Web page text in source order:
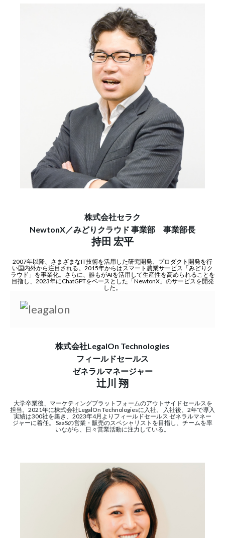
株式会社セラク
NewtonX／みどりクラウド 事業部 事業部長
持田 宏平
2007年以降、さまざまなIT技術を活用した研究開発、プロダクト開発を行
い国内外から注目される。2015年からはスマート農業サービス「みどりク
ラウド」を事業化。さらに、誰もがAIを活用して生産性を高められることを
目指し、2023年にChatGPTをベースとした「NewtonX」のサービスを開発
した。
株式会社LegalOn Technologies
フィールドセールス
ゼネラルマネージャー
辻川 翔
大学卒業後、マーケティングプラットフォームのアウトサイドセールスを
担当。2021年に株式会社LegalOn Technologiesに入社。 入社後、2年で導入
実績は300社を築き、2023年4月よりフィールドセールス ゼネラルマネー
ジャーに着任。 SaaSの営業・販売のスペシャリストを目指し、チームを率
いながら、日々営業活動に注力している。